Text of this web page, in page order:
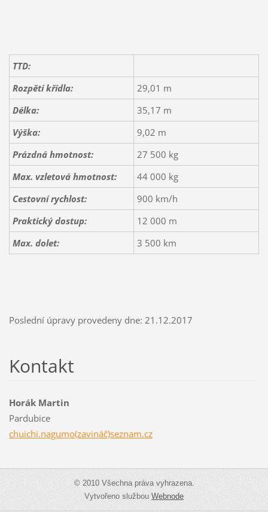
TTD:
Rozpětí křídla:
29,01 m
Délka:
35,17 m
Výška:
9,02 m
Prázdná hmotnost:
27 500 kg
Max. vzletová hmotnost:
44 000 kg
Cestovní rychlost:
900 km/h
Praktický dostup:
12 000 m
Max. dolet: 3 500 km
Poslední úpravy provedeny dne: 21.12.2017
Kontakt
Horák Martin
Pardubice
chuichi.nagumo(zavináč)seznam.cz
© 2010 Všechna práva vyhrazena.
Vytvořeno službouWebnode